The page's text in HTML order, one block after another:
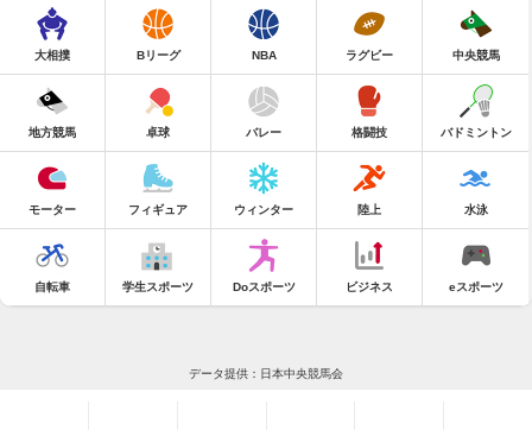
大相撲 Bリーグ NBA ラグビー 中央競馬
地方競馬 卓球 バレー 格闘技 バドミントン
モーター フィギュア ウィンター 陸上 水泳
自転車 学生スポーツ Doスポーツ ビジネス eスポーツ
データ提供：日本中央競馬会